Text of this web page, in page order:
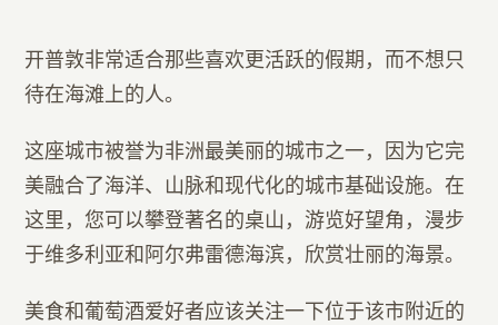
开普敦非常适合那些喜欢更活跃的假期，而不想只
待在海滩上的人。
这座城市被誉为非洲最美丽的城市之一，因为它完
美融合了海洋、山脉和现代化的城市基础设施。在
这里，您可以攀登著名的桌山，游览好望角，漫步
于维多利亚和阿尔弗雷德海滨，欣赏壮丽的海景。
美食和葡萄酒爱好者应该关注一下位于该市附近的